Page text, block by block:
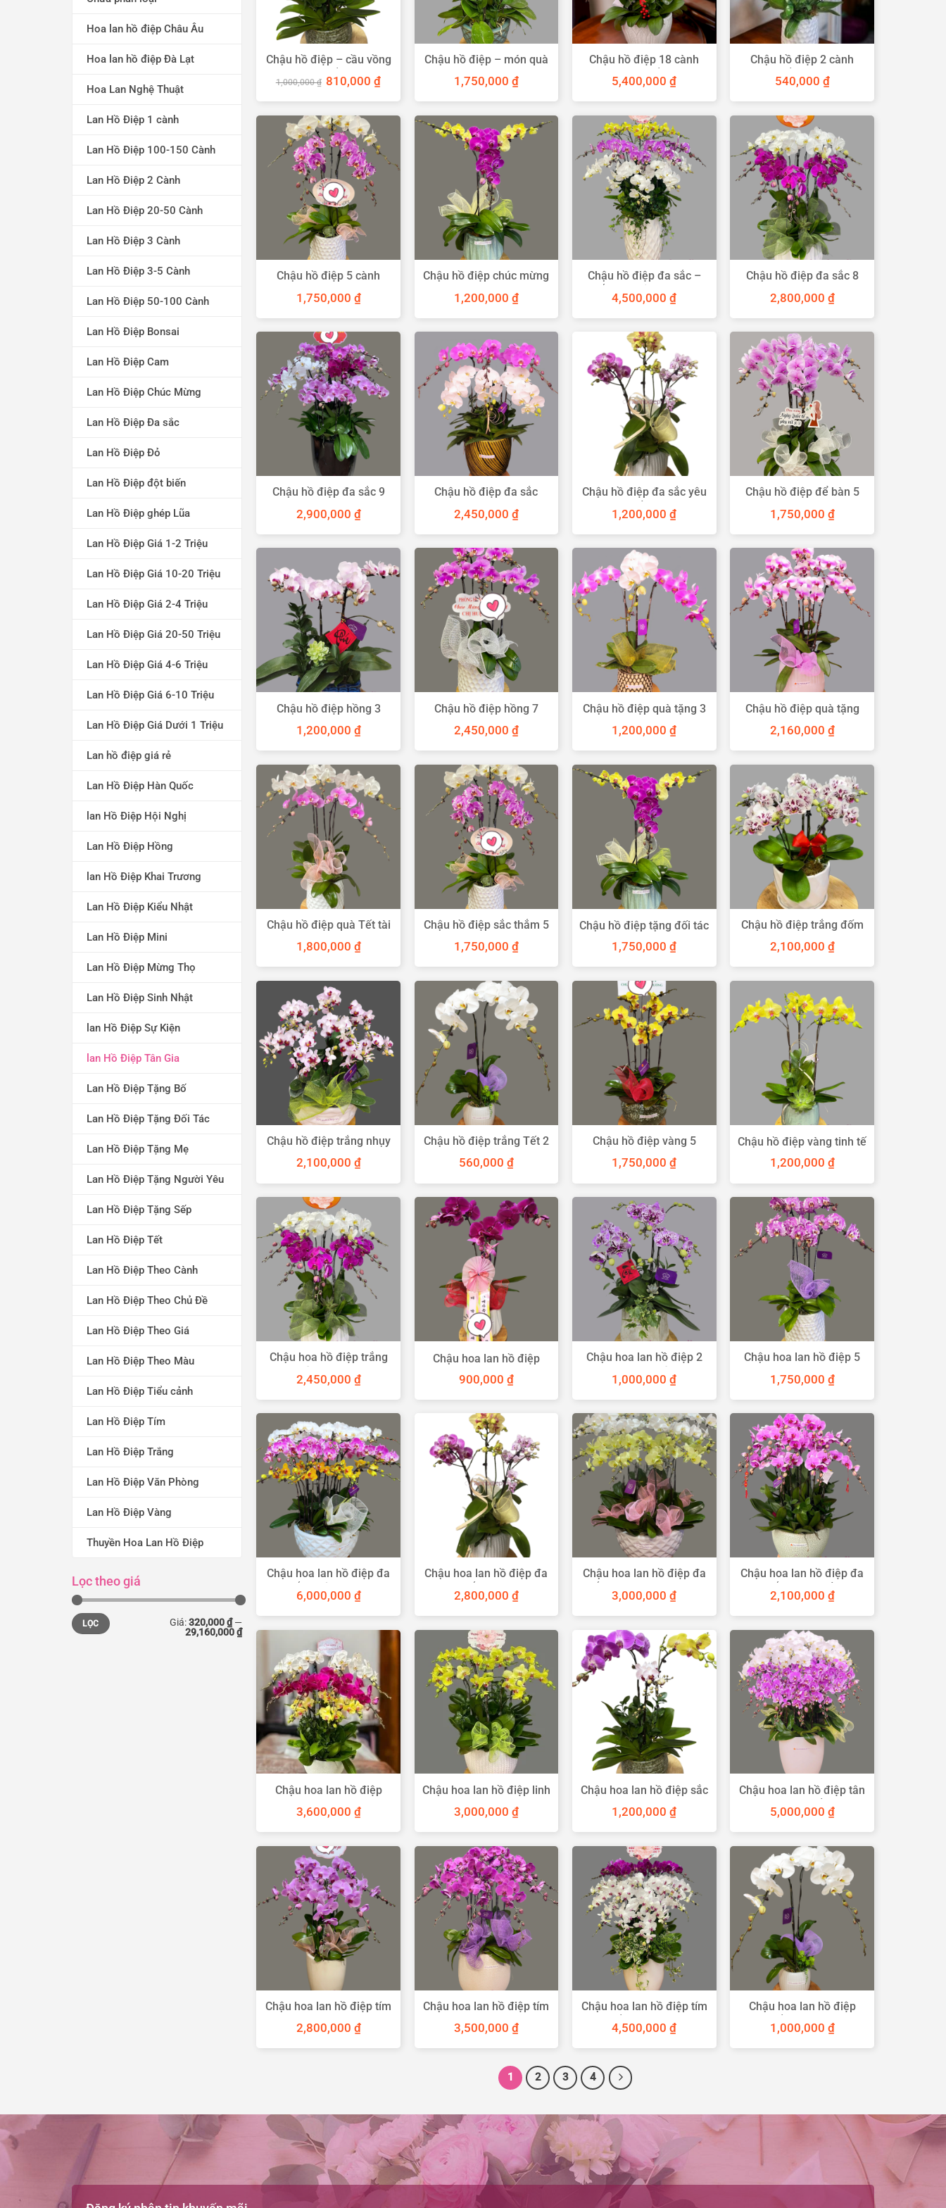
Hoa lan hồ điệp Châu Âu
Hoa lan hồ điệp Đà Lạt
Hoa Lan Nghệ Thuật
Lan Hồ Điệp 1 cành
Lan Hồ Điệp 100-150 Cành
Lan Hồ Điệp 2 Cành
Lan Hồ Điệp 20-50 Cành
Lan Hồ Điệp 3 Cành
Lan Hồ Điệp 3-5 Cành
Lan Hồ Điệp 50-100 Cành
Lan Hồ Điệp Bonsai
Lan Hồ Điệp Cam
Lan Hồ Điệp Chúc Mừng
Lan Hồ Điệp Đa sắc
Lan Hồ Điệp Đỏ
Lan Hồ Điệp đột biến
Lan Hồ Điệp ghép Lũa
Lan Hồ Điệp Giá 1-2 Triệu
Lan Hồ Điệp Giá 10-20 Triệu
Lan Hồ Điệp Giá 2-4 Triệu
Lan Hồ Điệp Giá 20-50 Triệu
Lan Hồ Điệp Giá 4-6 Triệu
Lan Hồ Điệp Giá 6-10 Triệu
Lan Hồ Điệp Giá Dưới 1 Triệu
Lan hồ điệp giá rẻ
Lan Hồ Điệp Hàn Quốc
lan Hồ Điệp Hội Nghị
Lan Hồ Điệp Hồng
lan Hồ Điệp Khai Trương
Lan Hồ Điệp Kiểu Nhật
Lan Hồ Điệp Mini
Lan Hồ Điệp Mừng Thọ
Lan Hồ Điệp Sinh Nhật
lan Hồ Điệp Sự Kiện
lan Hồ Điệp Tân Gia
Lan Hồ Điệp Tặng Bố
Lan Hồ Điệp Tặng Đối Tác
Lan Hồ Điệp Tặng Mẹ
Lan Hồ Điệp Tặng Người Yêu
Lan Hồ Điệp Tặng Sếp
Lan Hồ Điệp Tết
Lan Hồ Điệp Theo Cành
Lan Hồ Điệp Theo Chủ Đề
Lan Hồ Điệp Theo Giá
Lan Hồ Điệp Theo Màu
Lan Hồ Điệp Tiểu cảnh
Lan Hồ Điệp Tím
Lan Hồ Điệp Trắng
Lan Hồ Điệp Văn Phòng
Lan Hồ Điệp Vàng
Thuyền Hoa Lan Hồ Điệp
Lọc theo giá
Giá
thấp
nhất
Giá
cao
nhất
LỌC Giá:320,000 ₫—
29,160,000 ₫
Chậu hồ điệp – cầu vồng
đa sắc
1,000,000₫ Giá
gốc
là:
810,000₫Giá
tại
810,000 ₫.
Chậu hồ điệp – món quà
chúc Tết
1,750,000 ₫
Chậu hồ điệp 18 cành
may mắn
5,400,000₫
Chậu hồ điệp 2 cành
trắng tím
540,000 ₫
Chậu hồ điệp 5 cành
1,750,000 ₫
Chậu hồ điệp chúc mừng
1,200,000 ₫
Chậu hồ điệp đa sắc –
sắc hoa yêu thương
4,500,000₫
Chậu hồ điệp đa sắc 8
2,800,000 ₫
Chậu hồ điệp đa sắc 9
2,900,000 ₫
Chậu hồ điệp đa sắc
2,450,000 ₫
Chậu hồ điệp đa sắc yêu
1,200,000₫
Chậu hồ điệp để bàn 5
1,750,000 ₫
Chậu hồ điệp hồng 3
1,200,000 ₫
Chậu hồ điệp hồng 7
2,450,000 ₫
Chậu hồ điệp quà tặng 3
1,200,000₫
Chậu hồ điệp quà tặng
2,160,000 ₫
Chậu hồ điệp quà Tết tài
1,800,000 ₫
Chậu hồ điệp sắc thắm 5
1,750,000 ₫
Chậu hồ điệp tặng đối tác
1,750,000₫
Chậu hồ điệp trắng đốm
2,100,000 ₫
Chậu hồ điệp trắng nhụy
tím
2,100,000 ₫
Chậu hồ điệp trắng Tết 2
cành
560,000 ₫
Chậu hồ điệp vàng 5
cành mộng mơ
1,750,000₫
Chậu hồ điệp vàng tinh tế
1,200,000 ₫
Chậu hoa hồ điệp trắng
2,450,000 ₫
Chậu hoa lan hồ điệp
900,000 ₫
Chậu hoa lan hồ điệp 2
cành sọc tím
1,000,000₫
Chậu hoa lan hồ điệp 5
1,750,000 ₫
Chậu hoa lan hồ điệp đa
sắc chúc mừng
6,000,000 ₫
Chậu hoa lan hồ điệp đa
2,800,000 ₫
Chậu hoa lan hồ điệp đa
sắc mừng khai trương
3,000,000₫
Chậu hoa lan hồ điệp đa
sắc trưng Tết
2,100,000 ₫
Chậu hoa lan hồ điệp
3,600,000 ₫
Chậu hoa lan hồ điệp linh
3,000,000 ₫
Chậu hoa lan hồ điệp sắc
1,200,000₫
Chậu hoa lan hồ điệp tân
gia 20 cành trắng tím
sang trọng
5,000,000 ₫
Chậu hoa lan hồ điệp tím
8 cành
2,800,000 ₫
Chậu hoa lan hồ điệp tím
sang trọng
3,500,000 ₫
Chậu hoa lan hồ điệp tím
trắng 15 cành
4,500,000₫
Chậu hoa lan hồ điệp
trắng 2 cành
1,000,000 ₫
1 2 3 4